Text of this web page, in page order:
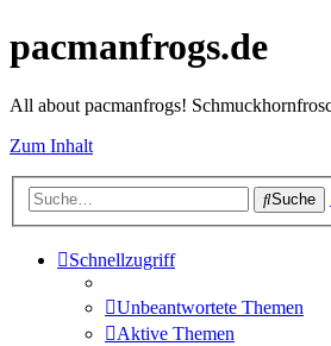
pacmanfrogs.de
All about pacmanfrogs!
Zum Inhalt
Suche
Schnellzugriff
Unbeantwortete Themen
Aktive Themen